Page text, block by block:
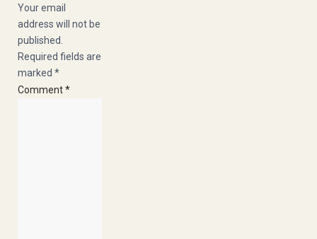
Your email
address will not be
published.
Required fields are
marked *
Comment*